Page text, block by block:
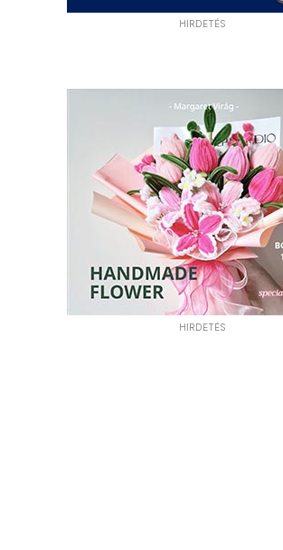
HIRDETÉS
HIRDETÉS